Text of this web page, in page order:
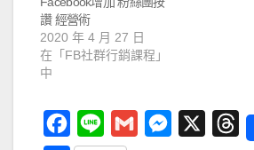
讚 經營術
2020 年 4 月 27 日
在「FB社群行銷課程」
中
T